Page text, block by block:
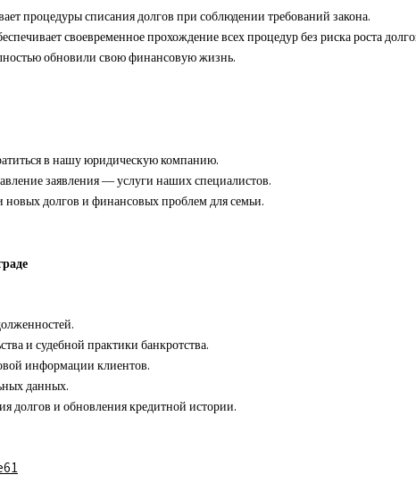
процедуры списания долгов при соблюдении требований закона.
своевременное прохождение всех процедур без риска роста
обновили свою финансовую жизнь.
в нашу юридическую компанию.
заявления — услуги наших специалистов.
долгов и финансовых проблем для семьи.
и судебной практики банкротства.
информации клиентов.
данных.
долгов и обновления кредитной истории.